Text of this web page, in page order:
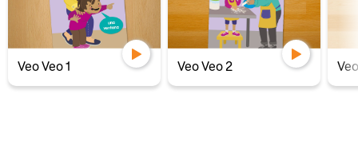
Veo Veo 1 Veo Veo 2